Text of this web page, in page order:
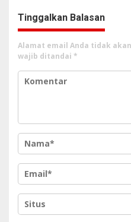
Tinggalkan Balasan
Alamat email Anda tidak
wajib ditandai *